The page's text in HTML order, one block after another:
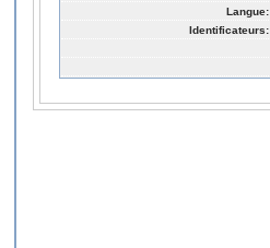
Langue:
Identificateurs: